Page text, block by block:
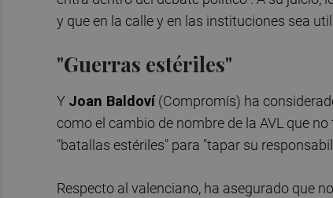
y que en la calle y en las instituciones sea
"Guerras estériles"
Y Joan Baldoví(Compromís) ha
como el cambio de nombre de la AVL que
"batallas estériles" para "tapar su
Respecto al valenciano, ha asegurado que